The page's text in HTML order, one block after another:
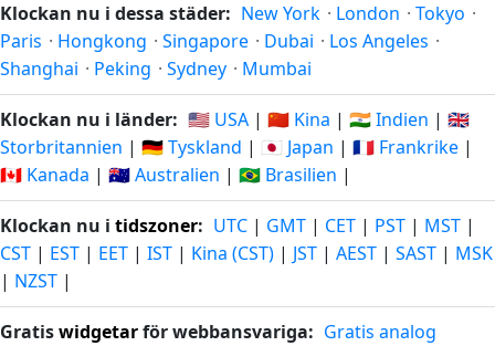
Klockan nu i dessa städer: New York · London · Tokyo ·
Paris · Hongkong · Singapore · Dubai · Los Angeles ·
Shanghai · Peking · Sydney · Mumbai
Klockan nu i länder: 🇺🇸 USA | 🇨🇳 Kina | 🇮🇳 Indien | 🇬🇧
Storbritannien | 🇩🇪 Tyskland | 🇯🇵 Japan | 🇫🇷 Frankrike |
🇨🇦 Kanada | 🇦🇺 Australien | 🇧🇷 Brasilien |
Klockan nu i tidszoner: UTC | GMT | CET | PST | MST |
CST | EST | EET | IST | Kina (CST) | JST | AEST | SAST | MSK
| NZST |
Gratiswidgetarför webbansvariga: Gratis analog